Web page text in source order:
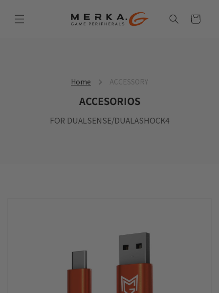
al contenido
Carrito
Home ACCESSORY
ACCESORIOS
FOR DUALSENSE/DUALASHOCK4